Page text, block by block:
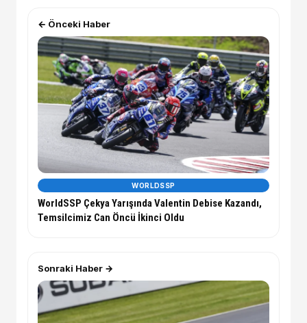
← Önceki Haber
WORLDSSP
WorldSSP Çekya Yarışında Valentin Debise Kazandı,
Temsilcimiz Can Öncü İkinci Oldu
Sonraki Haber →